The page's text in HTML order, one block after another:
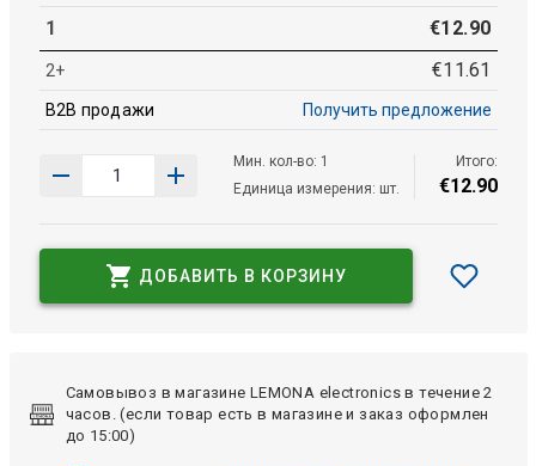
1 €12.90
2+ €11.61
B2B продажи Получить предложение
Мин. кол-во: 1
Единица измерения: шт.
Итого:
€12.90
ДОБАВИТЬ В КОРЗИНУ
Самовывоз в магазине LEMONA electronics в течение 2
часов. (если товар есть в магазине и заказ оформлен
до 15:00)